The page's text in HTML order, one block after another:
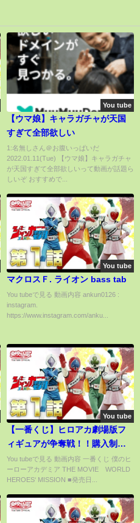
You tube
【ウマ娘】キャラガチャが天国
すぎて全部欲しい
1:名無しさん＠お腹いっぱいだ
2022.01.11(Tue) 【ウマ娘】キャラガチャ
が天国すぎて全部欲しいって動画が話題ら
しいぞ おすすめで...
You tube
マクロスＦ. ライオン bass tab
You tubeで見る 動画内容 ankun0126 :
instagram.
https://www.instagram.com/anku...
You tube
【一番くじ】ヒロアカ劇場版フ
ィギュアが争奪戦！！購入制限
５回でまさかの…【僕のヒーロ
ーアカデミア】
You tubeで見る 動画内容 一番くじ 僕のヒ
ーローアカデミア THE MOVIE WORLD
HEROES‘ MISSION ■発売日...